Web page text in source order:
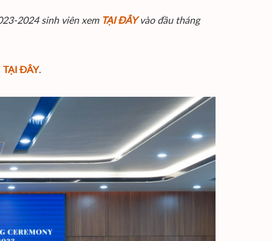
2024 sinh viên xem TẠI ĐÂYvào đầu tháng
TẠI ĐÂY.